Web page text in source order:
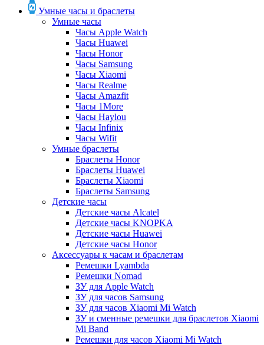
Умные часы и браслеты
Умные часы
Часы Apple Watch
Часы Huawei
Часы Honor
Часы Samsung
Часы Xiaomi
Часы Realme
Часы Amazfit
Часы 1More
Часы Haylou
Часы Infinix
Часы Wifit
Умные браслеты
Браслеты Honor
Браслеты Huawei
Браслеты Xiaomi
Браслеты Samsung
Детские часы
Детские часы Alcatel
Детские часы KNOPKA
Детские часы Huawei
Детские часы Honor
Аксессуары к часам и браслетам
Ремешки Lyambda
Ремешки Nomad
ЗУ для Apple Watch
ЗУ для часов Samsung
ЗУ для часов Xiaomi Mi Watch
ЗУ и сменные ремешки для браслетов Xiaomi
Mi Band
Ремешки для часов Xiaomi Mi Watch